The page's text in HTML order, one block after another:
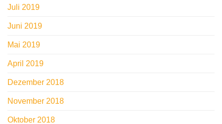
Juli 2019
Juni 2019
Mai 2019
April 2019
Dezember 2018
November 2018
Oktober 2018